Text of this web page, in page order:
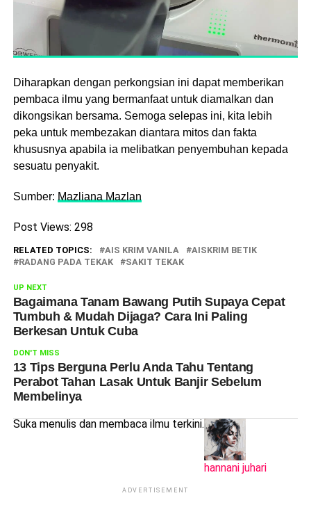
Diharapkan dengan perkongsian ini dapat memberikan
pembaca ilmu yang bermanfaat untuk diamalkan dan
dikongsikan bersama. Semoga selepas ini, kita lebih
peka untuk membezakan diantara mitos dan fakta
khususnya apabila ia melibatkan penyembuhan kepada
sesuatu penyakit.
Sumber: Mazliana Mazlan
Post Views: 298
RELATED TOPICS: AIS KRIM VANILA
AISKRIM BETIK
RADANG PADA TEKAK
SAKIT TEKAK
UP NEXT
Bagaimana Tanam Bawang Putih Supaya Cepat
Tumbuh & Mudah Dijaga? Cara Ini Paling
Berkesan Untuk Cuba
DON'T MISS
13 Tips Berguna Perlu Anda Tahu Tentang
Perabot Tahan Lasak Untuk Banjir Sebelum
Membelinya
hannani juhari
Suka menulis dan membaca ilmu terkini.
ADVERTISEMENT